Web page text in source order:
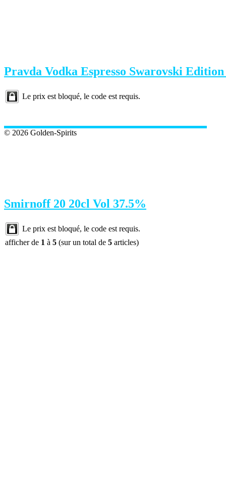
Pravda Vodka Espresso Swarovski
Le prix est bloqué, le code est requis.
Smirnoff 20 20cl Vol 37.5%
Le prix est bloqué, le code est requis.
afficher de 1 à 5 (sur un total de 5 articles)
© 2026 Golden-Spirits